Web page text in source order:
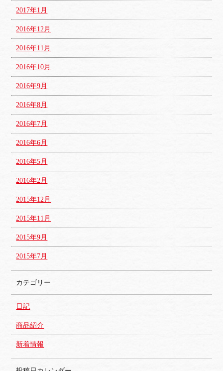
2017年1月
2016年12月
2016年11月
2016年10月
2016年9月
2016年8月
2016年7月
2016年6月
2016年5月
2016年2月
2015年12月
2015年11月
2015年9月
2015年7月
カテゴリー
日記
商品紹介
新着情報